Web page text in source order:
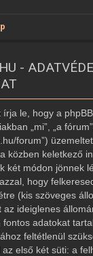
-
le, hogy a
„mi”, „a
forum”)
közben keletkező
két módon jönnek
hogy
(kis szöveges
az ideiglenes
fontos adatokat
feltétlenül
első két süti: a